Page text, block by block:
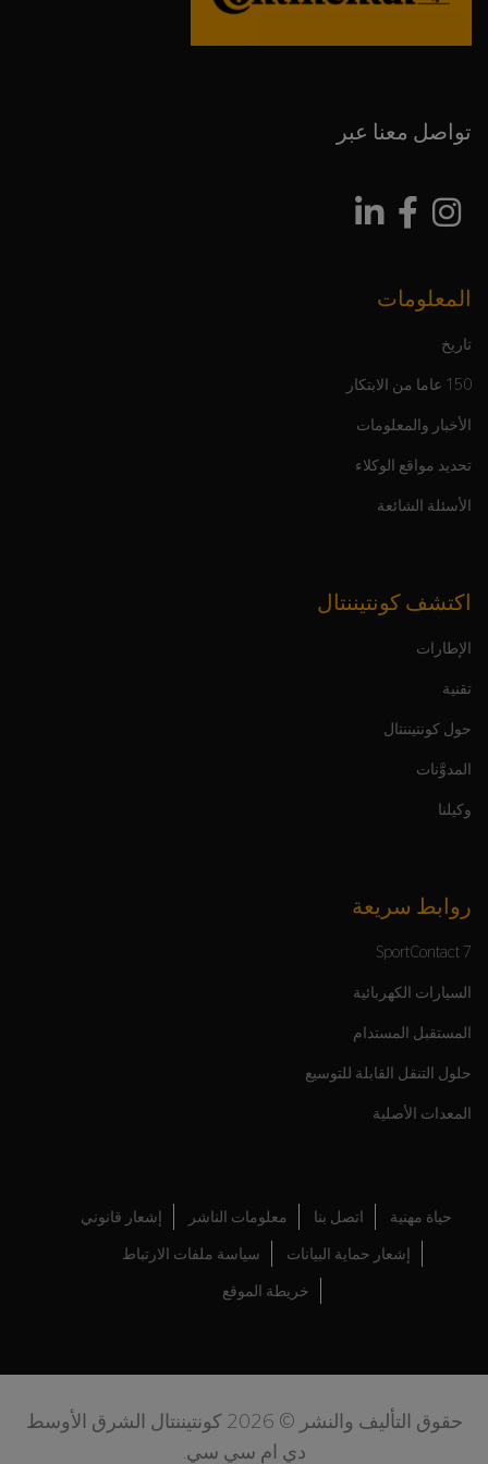
تواصل معنا عبر
المعلومات
تاريخ
150 عاما من الابتكار
الأخبار والمعلومات
تحديد مواقع الوكلاء
الأسئلة الشائعة
اكتشف كونتيننتال
الإطارات
تقنية
حول كونتيننتال
المدوَّنات
وكيلنا
روابط سريعة
SportContact 7
السيارات الكهربائية
المستقبل المستدام
حلول التنقل القابلة للتوسيع
المعدات الأصلية
حياة مهنية اتصل بنا معلومات الناشر إشعار قانوني
إشعار حماية البيانات سياسة ملفات الارتباط
خريطة الموقع
حقوق التأليف والنشر © 2026 كونتيننتال الشرق الأوسط
دي ام سي سي.